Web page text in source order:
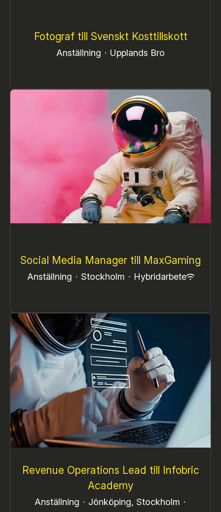
Fotograf till Svenskt Kosttillskott
Anställning · Upplands Bro
Social Media Manager till MaxGaming
Anställning · Stockholm · Hybridarbete
Revenue Operations Lead till Infobric
Academy
Anställning · Jönköping, Stockholm ·